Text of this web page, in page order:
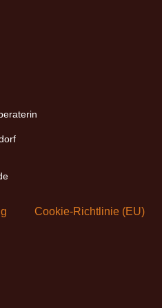
Cookie-Richtlinie (EU)